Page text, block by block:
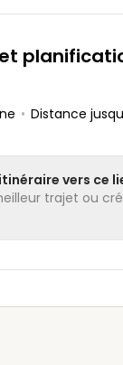
• Distance
vers ce
trajet ou